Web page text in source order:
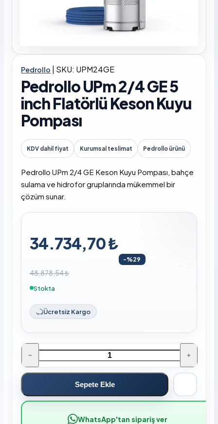
Pedrollo | SKU: UPM24GE
Pedrollo UPm 2/4 GE 5
inch Flatörlü Keson Kuyu
Pompası
KDV dahil fiyat Kurumsal teslimat Pedrollo ürünü
Pedrollo UPm 2/4 GE Keson Kuyu Pompası, bahçe
sulama ve hidrofor gruplarında mükemmel bir
çözüm sunar.
34.734,70 ₺
-%29
48.878,54 ₺
Stokta
Ücretsiz Kargo
− +
Sepete Ekle
WhatsApp'tan sipariş ver